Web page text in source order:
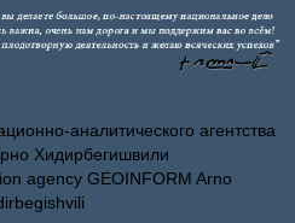
аналитического агентства
Хидирбегишвили
agency GEOINFORM Arno